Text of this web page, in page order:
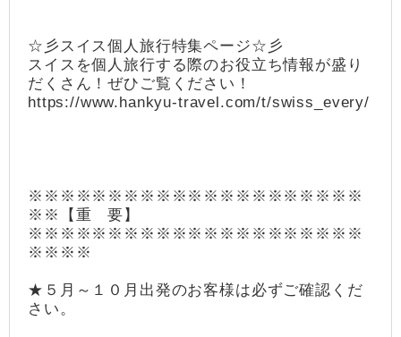
☆彡スイス個人旅行特集ページ☆彡
スイスを個人旅行する際のお役立ち情報が盛り
だくさん！ぜひご覧ください！
https://www.hankyu-travel.com/t/swiss_every/
※※※※※※※※※※※※※※※※※※※※※
※※【重 要】
※※※※※※※※※※※※※※※※※※※※※
※※※※
★５月～１０月出発のお客様は必ずご確認くだ
さい。